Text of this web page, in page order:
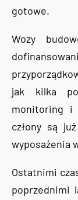
gotowe.
Wozy
jak kilka
monitoring i
człony są
wyposażenia
Ostatnimi
poprzednimi